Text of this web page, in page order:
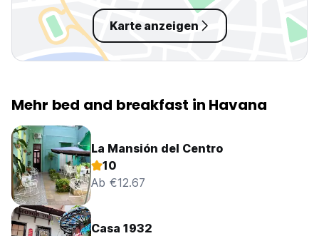
Karte anzeigen
Mehr bed and breakfast in Havana
La Mansión del Centro
10
Ab €12.67
Casa 1932